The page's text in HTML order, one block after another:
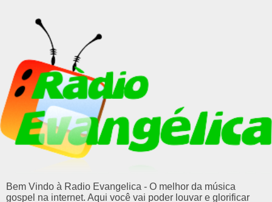
Bem Vindo à Radio Evangelica - O melhor da música
gospel na internet. Aqui você vai poder louvar e glorificar